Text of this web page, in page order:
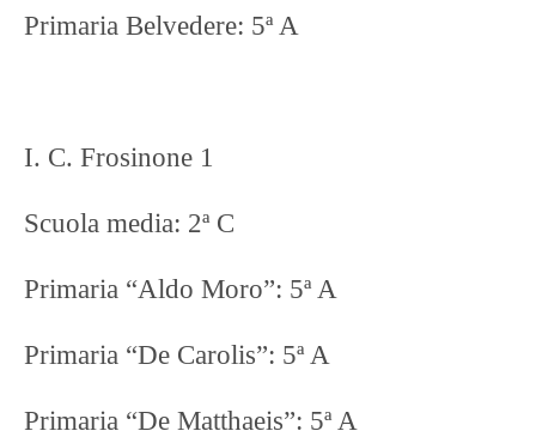
Primaria Belvedere: 5ª A
I. C. Frosinone 1
Scuola media: 2ª C
Primaria “Aldo Moro”: 5ª A
Primaria “De Carolis”: 5ª A
Primaria “De Matthaeis”: 5ª A